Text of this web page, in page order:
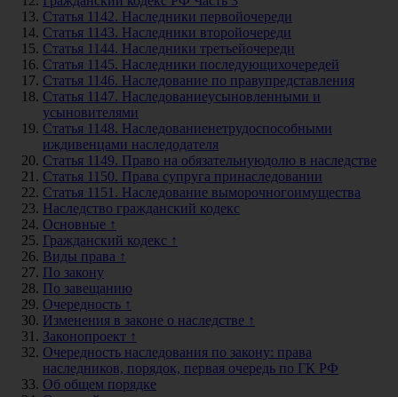
Статья 1142. Наследники первойочереди
Статья 1143. Наследники второйочереди
Статья 1144. Наследники третьейочереди
Статья 1145. Наследники последующихочередей
Статья 1146. Наследование по правупредставления
Статья 1147. Наследованиеусыновленными и
усыновителями
Статья 1148. Наследованиенетрудоспособными
иждивенцами наследодателя
Статья 1149. Право на обязательнуюдолю в наследстве
Статья 1150. Права супруга принаследовании
Статья 1151. Наследование выморочногоимущества
Наследство гражданский кодекс
Основные ↑
Гражданский кодекс ↑
Виды права ↑
По закону
По завещанию
Очередность ↑
Изменения в законе о наследстве ↑
Законопроект ↑
Очередность наследования по закону: права
наследников, порядок, первая очередь по ГК РФ
Об общем порядке